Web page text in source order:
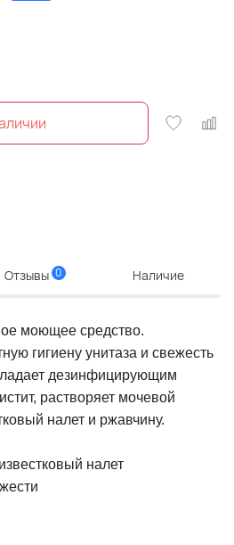
Отзывы 0 Наличие
моющее средство.
гигиену унитаза и свежесть
дезинфицирующим
растворяет мочевой
налет и ржавчину.
налет